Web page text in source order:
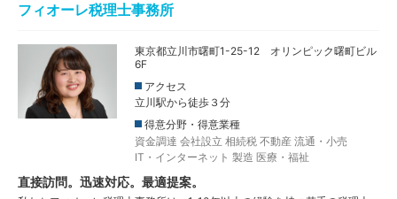
フィオーレ税理士事務所
東京都立川市曙町1-25-12 オリンピック曙町ビル
6F
アクセス
立川駅から徒歩３分
得意分野・得意業種
資金調達 会社設立 相続税 不動産 流通・小売
IT・インターネット 製造 医療・福祉
直接訪問。迅速対応。最適提案。